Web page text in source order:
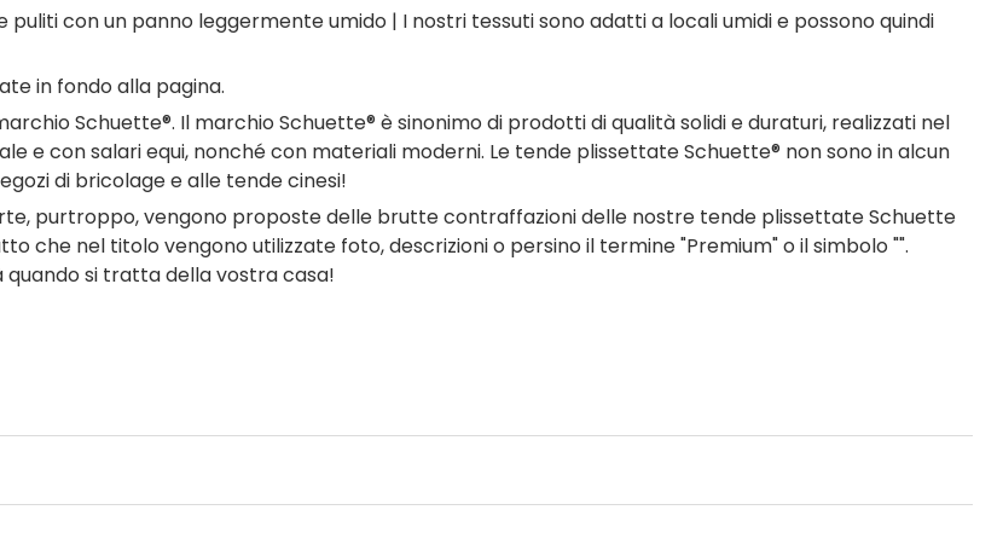
con un panno leggermente umido | I nostri tessuti sono adatti a locali umidi e possono quindi
in fondo alla pagina.
Schuette®. Il marchio Schuette® è sinonimo di prodotti di qualità solidi e duraturi, realizzati nel
e con salari equi, nonché con materiali moderni. Le tende plissettate Schuette® non sono in alcun
di bricolage e alle tende cinesi!
purtroppo, vengono proposte delle brutte contraffazioni delle nostre tende plissettate Schuette
che nel titolo vengono utilizzate foto, descrizioni o persino il termine "Premium" o il simbolo "".
si tratta della vostra casa!